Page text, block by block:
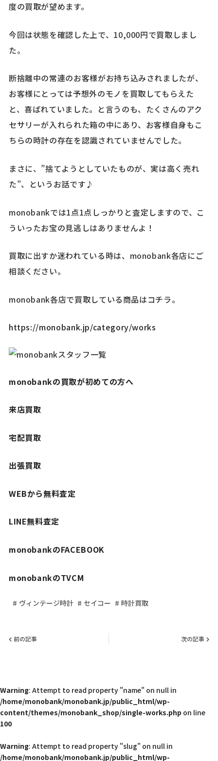
度の買取が望めます。
今回は状態を確認した上で、10,000円で買取しまし
た。
断捨離中の常連のお客様がお持ち込みされましたが、
お客様にとっては予想外のモノを買取してもらえた
と、喜ばれていました。と言うのも、たくさんのアク
セサリーが入れられた箱の中にあり、お客様自身もこ
ちらの時計の存在を認識されていませんでした。
まさに、”捨てようとしていたものが、実は高く売れ
た”、というお話です♪
monobankでは1点1点しっかりと査定しますので、こ
ういったお宝の見逃しはありませんよ！
買取に出すか迷われている時は、monobank各店にご
相談ください。
monobank各店で買取している商品はコチラ。
https://monobank.jp/category/works
monobankの買取が初めての方へ
来店買取
宅配買取
出張買取
WEBから無料査定
LINE無料査定
monobankのFACEBOOK
monobankのTVCM
ヴィンテージ時計 セイコー 時計買取
前の記事 次の記事
Warning: Attempt to read property "name" on null in
/home/monobank/monobank.jp/public_html/wp-
content/themes/monobank_shop/single-works.php on line
100
Warning: Attempt to read property "slug" on null in
/home/monobank/monobank.jp/public_html/wp-